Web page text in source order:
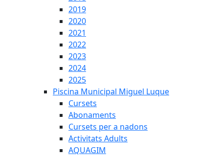
2019
2020
2021
2022
2023
2024
2025
Piscina Municipal Miguel Luque
Cursets
Abonaments
Cursets per a nadons
Activitats Adults
AQUAGIM